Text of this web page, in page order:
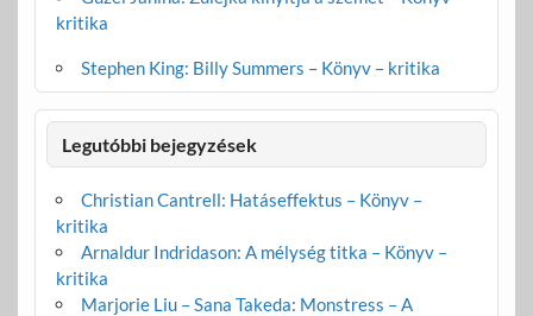
kritika
Stephen King: Billy Summers – Könyv – kritika
Legutóbbi bejegyzések
Christian Cantrell: Hatáseffektus – Könyv –
kritika
Arnaldur Indridason: A mélység titka – Könyv –
kritika
Marjorie Liu – Sana Takeda: Monstress – A